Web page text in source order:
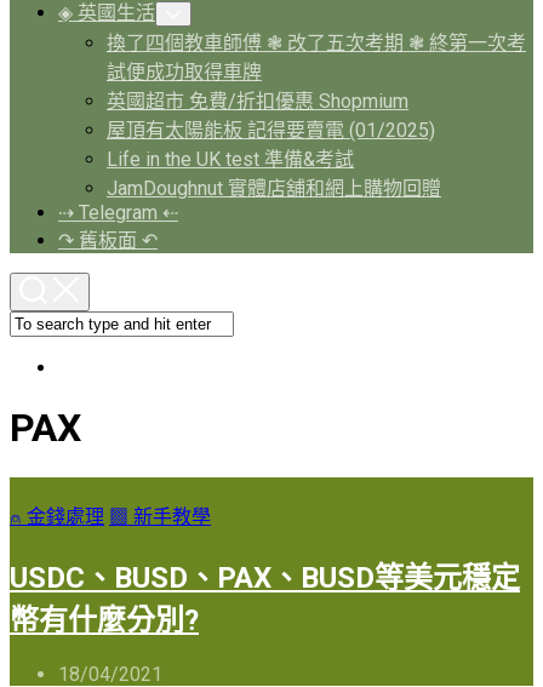
◈ 英國生活
Child
Menu
換了四個教車師傅 ❃ 改了五次考期 ❃ 終第一次考
試便成功取得車牌
英國超市 免費/折扣優惠 Shopmium
屋頂有太陽能板 記得要賣電 (01/2025)
Life in the UK test 準備&考試
JamDoughnut 實體店舖和網上購物回贈
⇢ Telegram ⇠
↷ 舊板面 ↶
PAX
⍝ 金錢處理 ▩ 新手教學
USDC、BUSD、PAX、BUSD等美元穩定
幣有什麼分別?
18/04/2021